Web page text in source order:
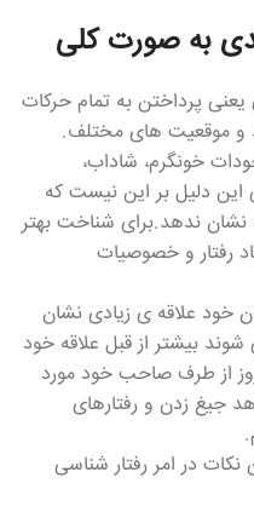
به صورت کلی
پرداختن به تمام حرکات
و موقعیت های مختلف.
خونگرم، شاداب،
دلیل بر این نیست که
نشان ندهد.برای شناخت بهتر
رفتار و خصوصیات
خود علاقه ی زیادی نشان
بیشتر از قبل علاقه خود
از طرف صاحب خود مورد
جیغ زدن و رفتارهای
در امر رفتار شناسی